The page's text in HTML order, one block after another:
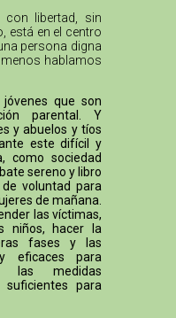
libertad, sin
está en el centro
persona digna
hablamos
que son
parental. Y
y abuelos y tíos
este difícil y
como sociedad
sereno y libro
voluntad para
de mañana.
las víctimas,
niños, hacer la
fases y las
eficaces para
las medidas
suficientes para